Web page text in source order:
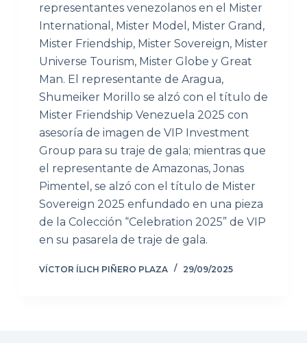
representantes venezolanos en el Mister
International, Mister Model, Mister Grand,
Mister Friendship, Mister Sovereign, Mister
Universe Tourism, Mister Globe y Great
Man. El representante de Aragua,
Shumeiker Morillo se alzó con el título de
Mister Friendship Venezuela 2025 con
asesoría de imagen de VIP Investment
Group para su traje de gala; mientras que
el representante de Amazonas, Jonas
Pimentel, se alzó con el título de Mister
Sovereign 2025 enfundado en una pieza
de la Colección “Celebration 2025” de VIP
en su pasarela de traje de gala.
VÍCTOR ÍLICH PIÑERO PLAZA 29/09/2025